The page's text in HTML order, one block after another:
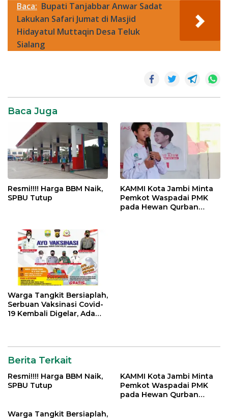
Baca: Bupati Tanjabbar Anwar Sadat
Lakukan Safari Jumat di Masjid
Hidayatul Muttaqin Desa Teluk
Sialang
Baca Juga
Resmi!!!! Harga BBM Naik,
SPBU Tutup
KAMMI Kota Jambi Minta
Pemkot Waspadai PMK
pada Hewan Qurban
Warga Tangkit Bersiaplah,
Serbuan Vaksinasi Covid-
19 Kembali Digelar, Ada
Berita Terkait
Resmi!!!! Harga BBM Naik,
SPBU Tutup
KAMMI Kota Jambi Minta
Pemkot Waspadai PMK
pada Hewan Qurban
Warga Tangkit Bersiaplah,